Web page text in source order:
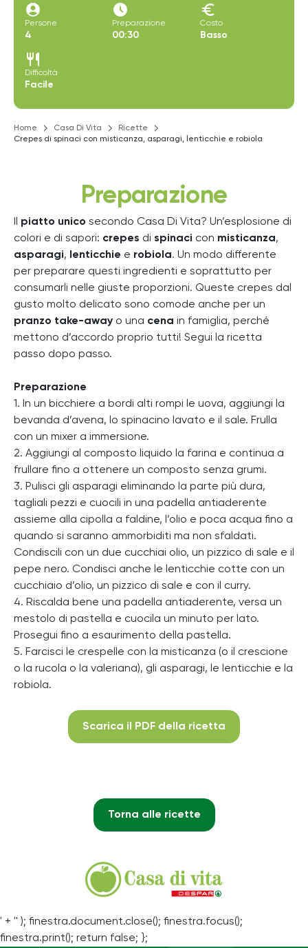
account_circle
Persone
4
access_time_filled
Preparazione
00:30
euro
Costo
Basso
restaurant
Difficoltà
Facile
Home Casa Di Vita
Ricette
Crepes di spinaci con misticanza, asparagi, lenticchie e robiola
Preparazione
piatto unico secondo Casa Di Vita? Un’esplosione di
colori e di sapori: crepes di spinaci con misticanza,
asparagi, lenticchie e robiola. Un modo differente
per preparare questi ingredienti e soprattutto per
consumarli nelle giuste proporzioni. Queste crepes dal
gusto molto delicato sono comode anche per un
pranzo take-away o una cena in famiglia, perché
mettono d’accordo proprio tutti! Segui la ricetta
passo dopo passo.
Preparazione
1. In un bicchiere a bordi alti rompi le uova, aggiungi la
bevanda d’avena, lo spinacino lavato e il sale. Frulla
con un mixer a immersione.
2. Aggiungi al composto liquido la farina e continua a
frullare fino a ottenere un composto senza grumi.
3. Pulisci gli asparagi eliminando la parte più dura,
tagliali pezzi e cuocili in una padella antiaderente
assieme alla cipolla a faldine, l’olio e poca acqua fino a
quando si saranno ammorbiditi ma non sfaldati.
Condiscili con un due cucchiai olio, un pizzico di sale e il
pepe nero. Condisci anche le lenticchie cotte con un
cucchiaio d’olio, un pizzico di sale e con il curry.
4. Riscalda bene una padella antiaderente, versa un
mestolo di pastella e cuocila un minuto per lato.
Prosegui fino a esaurimento della pastella.
5. Farcisci le crespelle con la misticanza (o il crescione
o la rucola o la valeriana), gli asparagi, le lenticchie e la
robiola.
Scarica il PDF della ricetta
Torna alle ricette
' + '' ); finestra.document.close(); finestra.focus();
finestra.print(); return false; };